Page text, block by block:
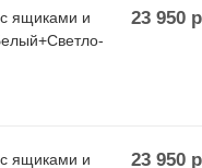
ящиками и
23 950р
ящиками и 23 950р